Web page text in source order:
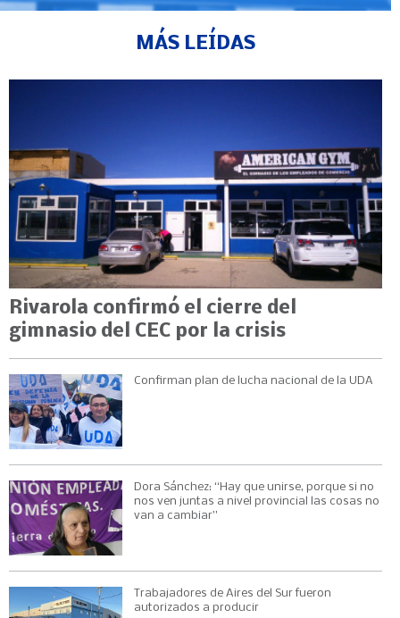
MÁS LEÍDAS
Rivarola confirmó el cierre del
gimnasio del CEC por la crisis
Confirman plan de lucha nacional de la UDA
Dora Sánchez: “Hay que unirse, porque si no
nos ven juntas a nivel provincial las cosas no
van a cambiar”
Trabajadores de Aires del Sur fueron
autorizados a producir